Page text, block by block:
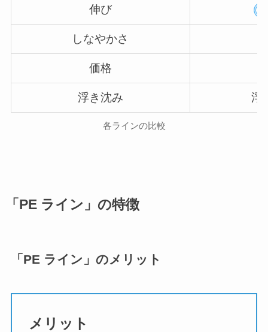
伸び
しなやかさ
価格
浮き沈み 浮
各ラインの比較
「PE ライン」の特徴
「PE ライン」のメリット
メリット